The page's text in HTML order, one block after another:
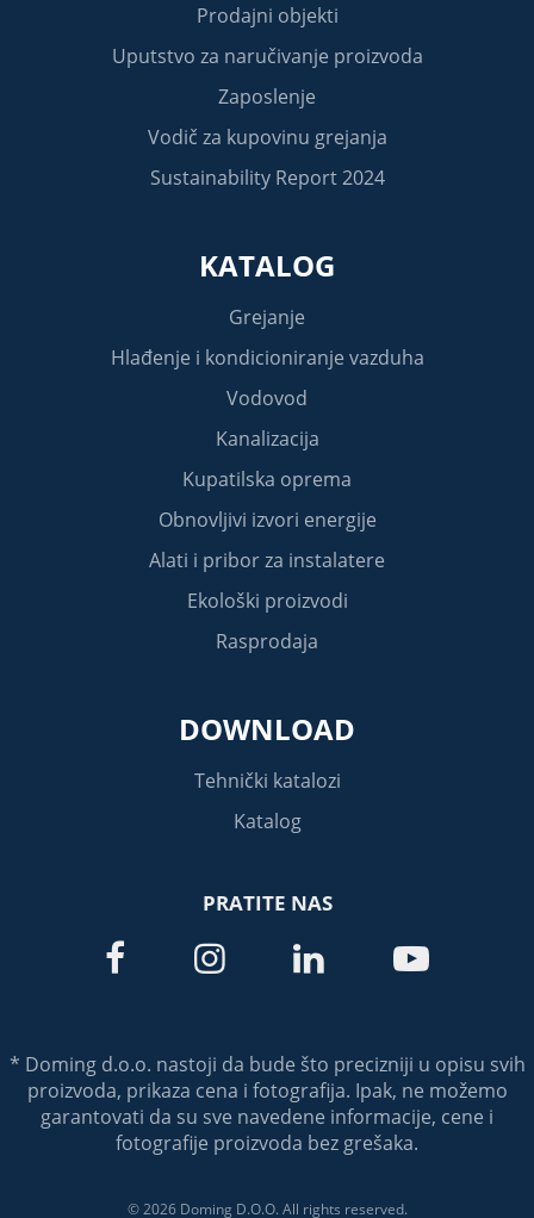
Prodajni objekti
Uputstvo za naručivanje proizvoda
Zaposlenje
Vodič za kupovinu grejanja
Sustainability Report 2024
KATALOG
Grejanje
Hlađenje i kondicioniranje vazduha
Vodovod
Kanalizacija
Kupatilska oprema
Obnovljivi izvori energije
Alati i pribor za instalatere
Ekološki proizvodi
Rasprodaja
DOWNLOAD
Tehnički katalozi
Katalog
PRATITE NAS
   
* Doming d.o.o. nastoji da bude što precizniji u opisu svih
proizvoda, prikaza cena i fotografija. Ipak, ne možemo
garantovati da su sve navedene informacije, cene i
fotografije proizvoda bez grešaka.
© 2026 Doming D.O.O. All rights reserved.